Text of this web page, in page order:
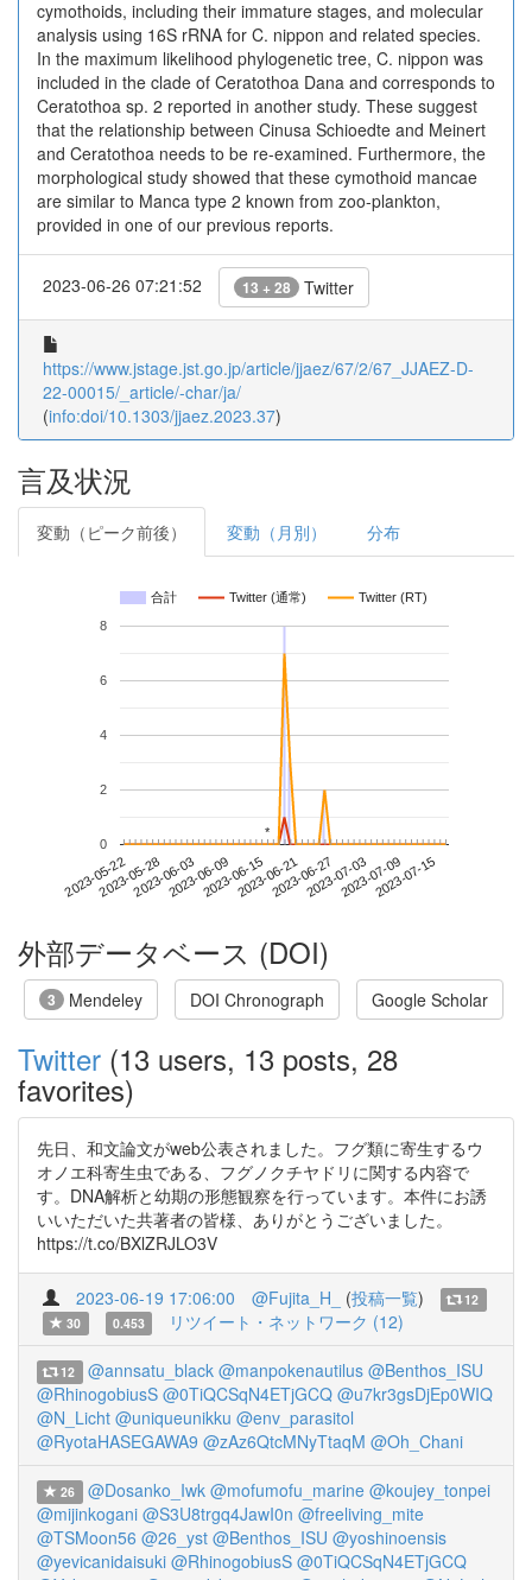
cymothoids, including their immature stages, and molecular
analysis using 16S rRNA for C. nippon and related species.
In the maximum likelihood phylogenetic tree, C. nippon was
included in the clade of Ceratothoa Dana and corresponds to
Ceratothoa sp. 2 reported in another study. These suggest
that the relationship between Cinusa Schioedte and Meinert
and Ceratothoa needs to be re-examined. Furthermore, the
morphological study showed that these cymothoid mancae
are similar to Manca type 2 known from zoo-plankton,
provided in one of our previous reports.
2023-06-26 07:21:52 13 + 28 Twitter
https://www.jstage.jst.go.jp/article/jjaez/67/2/67_JJAEZ-D-
22-00015/_article/-char/ja/
(info:doi/10.1303/jjaez.2023.37)
言及状況
変動（ピーク前後） 変動（月別） 分布
合計 Twitter (通常) Twitter (RT)
2023-05-222023-05-282023-06-032023-06-092023-06-152023-06-212023-06-272023-07-032023-07-092023-07-15
0
2
4
6
8
**
外部データベース (DOI)
3 Mendeley DOI Chronograph Google Scholar
Twitter (13 users, 13 posts, 28
favorites)
先日、和文論文がweb公表されました。フグ類に寄生するウ
オノエ科寄生虫である、フグノクチヤドリに関する内容で
す。DNA解析と幼期の形態観察を行っています。本件にお誘
いいただいた共著者の皆様、ありがとうございました。
https://t.co/BXlZRJLO3V
2023-06-19 17:06:00 @Fujita_H_ (投稿一覧)
12
30
0.453 リツイート・ネットワーク (12)
12 @annsatu_black @manpokenautilus @Benthos_ISU
@RhinogobiusS @0TiQCSqN4ETjGCQ @u7kr3gsDjEp0WIQ
@N_Licht @uniqueunikku @env_parasitol
@RyotaHASEGAWA9 @zAz6QtcMNyTtaqM @Oh_Chani
26 @Dosanko_Iwk @mofumofu_marine @koujey_tonpei
@mijinkogani @S3U8trgq4JawI0n @freeliving_mite
@TSMoon56 @26_yst @Benthos_ISU @yoshinoensis
@yevicanidaisuki @RhinogobiusS @0TiQCSqN4ETjGCQ